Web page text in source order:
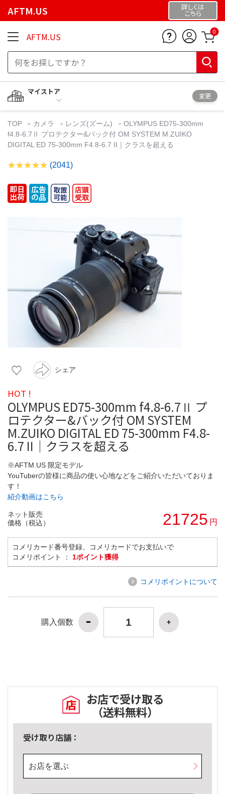
AFTM.US 詳しくは
こちら
AFTM.US 0
マイストア
変更
TOP カメラ レンズ(ズーム)
OLYMPUS ED75-300mm
f4.8-6.7Ⅱ プロテクター&バック付 OM SYSTEM M.ZUIKO
DIGITAL ED 75-300mm F4.8-6.7 II｜クラスを超える
(2041)
シェア
HOT !
OLYMPUS ED75-300mm f4.8-6.7Ⅱ プ
ロテクター&バック付 OM SYSTEM
M.ZUIKO DIGITAL ED 75-300mm F4.8-
6.7 II｜クラスを超える
※AFTM.US 限定モデル
YouTuberの皆様に商品の使い心地などをご紹介いただいておりま
す！
紹介動画はこちら
ネット販売
価格（税込）
21725 円
コメリカード番号登録、コメリカードでお支払いで
コメリポイント ： 1ポイント獲得
コメリポイントについて
購入個数
お店で受け取る
（送料無料）
受け取り店舗：
お店を選ぶ